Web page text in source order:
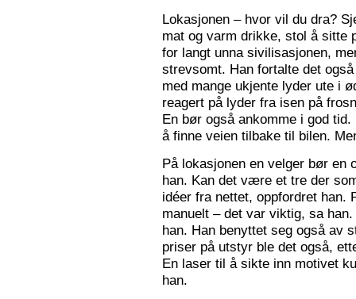
Lokasjonen – hvor vil du dra?
mat og varm drikke, stol å
for langt unna sivilisasjonen,
strevsomt. Han fortalte det
med mange ukjente lyder ute i
reagert på lyder fra isen på
En bør også ankomme i god
å finne veien tilbake til bilen.
På lokasjonen en velger bør en
han. Kan det være et tre der
idéer fra nettet, oppfordret han.
manuelt – det var viktig, sa
han. Han benyttet seg også av
priser på utstyr ble det også,
En laser til å sikte inn motivet
han.